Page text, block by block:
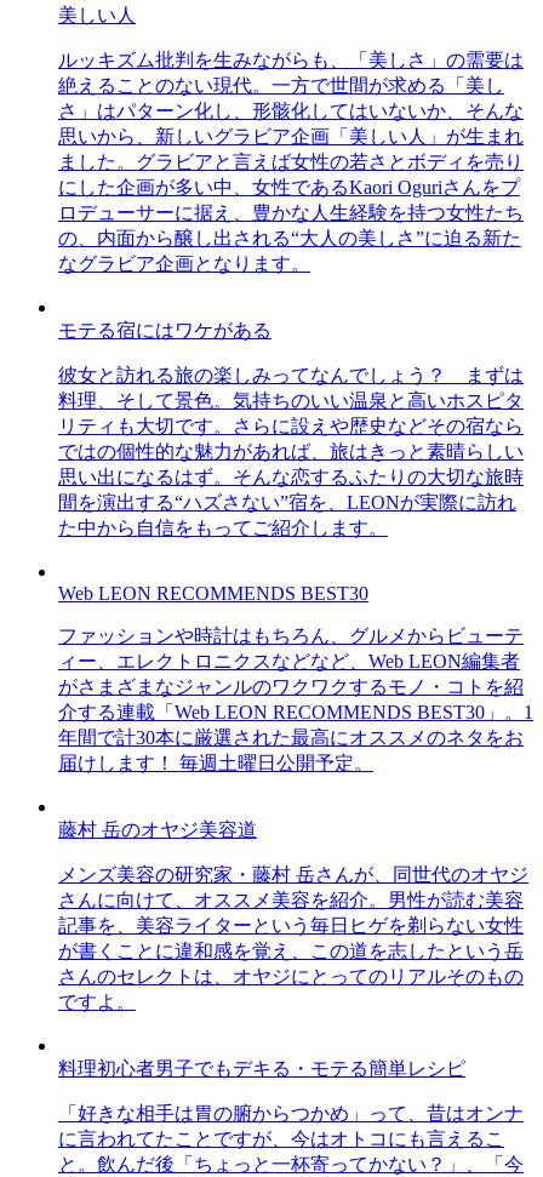
美しい人
ルッキズム批判を生みながらも、「美しさ」の需要は
絶えることのない現代。一方で世間が求める「美し
さ」はパターン化し、形骸化してはいないか、そんな
思いから、新しいグラビア企画「美しい人」が生まれ
ました。グラビアと言えば女性の若さとボディを売り
にした企画が多い中、女性であるKaori Oguriさんをプ
ロデューサーに据え、豊かな人生経験を持つ女性たち
の、内面から醸し出される“大人の美しさ”に迫る新た
なグラビア企画となります。
モテる宿にはワケがある
彼女と訪れる旅の楽しみってなんでしょう？ まずは
料理、そして景色。気持ちのいい温泉と高いホスピタ
リティも大切です。さらに設えや歴史などその宿なら
ではの個性的な魅力があれば、旅はきっと素晴らしい
思い出になるはず。そんな恋するふたりの大切な旅時
間を演出する“ハズさない”宿を、LEONが実際に訪れ
た中から自信をもってご紹介します。
Web LEON RECOMMENDS BEST30
ファッションや時計はもちろん、グルメからビューテ
ィー、エレクトロニクスなどなど、Web LEON編集者
がさまざまなジャンルのワクワクするモノ・コトを紹
介する連載「Web LEON RECOMMENDS BEST30」。1
年間で計30本に厳選された最高にオススメのネタをお
届けします！ 毎週土曜日公開予定。
藤村 岳のオヤジ美容道
メンズ美容の研究家・藤村 岳さんが、同世代のオヤジ
さんに向けて、オススメ美容を紹介。男性が読む美容
記事を、美容ライターという毎日ヒゲを剃らない女性
が書くことに違和感を覚え、この道を志したという岳
さんのセレクトは、オヤジにとってのリアルそのもの
ですよ。
料理初心者男子でもデキる・モテる簡単レシピ
「好きな相手は胃の腑からつかめ」って、昔はオンナ
に言われてたことですが、今はオトコにも言えるこ
と。飲んだ後「ちょっと一杯寄ってかない？」、「今